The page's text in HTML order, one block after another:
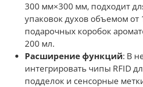
300 мм×300 мм, подходит
упаковок духов объемом от
подарочных коробок
200 мл.
Расширение функций: В
интегрировать чипы RFID
подделок и сенсорные